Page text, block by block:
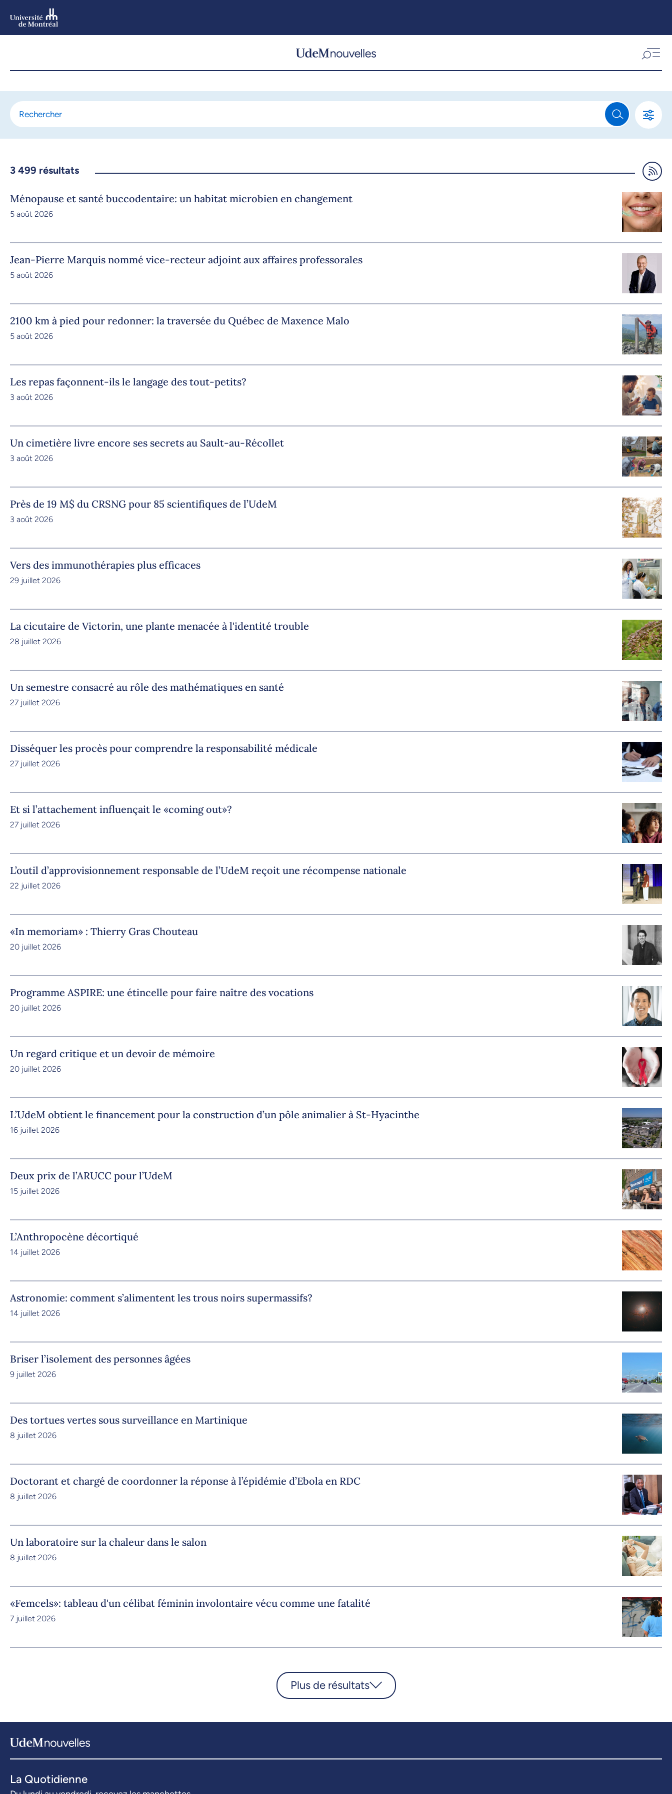
3 499 résultats
Ménopause et santé buccodentaire: un habitat microbien en changement
5 août 2026
Jean-Pierre Marquis nommé vice-recteur adjoint aux affaires professorales
5 août 2026
2100 km à pied pour redonner: la traversée du Québec de Maxence Malo
5 août 2026
Les repas façonnent-ils le langage des tout-petits?
3 août 2026
Un cimetière livre encore ses secrets au Sault-au-Récollet
3 août 2026
Près de 19 M$ du CRSNG pour 85 scientifiques de l’UdeM
3 août 2026
Vers des immunothérapies plus efficaces
29 juillet 2026
La cicutaire de Victorin, une plante menacée à l'identité trouble
28 juillet 2026
Un semestre consacré au rôle des mathématiques en santé
27 juillet 2026
Disséquer les procès pour comprendre la responsabilité médicale
27 juillet 2026
Et si l’attachement influençait le «coming out»?
27 juillet 2026
L’outil d’approvisionnement responsable de l’UdeM reçoit une récompense nationale
22 juillet 2026
«In memoriam» : Thierry Gras Chouteau
20 juillet 2026
Programme ASPIRE: une étincelle pour faire naître des vocations
20 juillet 2026
Un regard critique et un devoir de mémoire
20 juillet 2026
L’UdeM obtient le financement pour la construction d’un pôle animalier à St-Hyacinthe
16 juillet 2026
Deux prix de l’ARUCC pour l’UdeM
15 juillet 2026
L’Anthropocène décortiqué
14 juillet 2026
Astronomie: comment s’alimentent les trous noirs supermassifs?
14 juillet 2026
Briser l’isolement des personnes âgées
9 juillet 2026
Des tortues vertes sous surveillance en Martinique
8 juillet 2026
Doctorant et chargé de coordonner la réponse à l’épidémie d’Ebola en RDC
8 juillet 2026
Un laboratoire sur la chaleur dans le salon
8 juillet 2026
«Femcels»: tableau d'un célibat féminin involontaire vécu comme une fatalité
7 juillet 2026
Plus de résultats
La Quotidienne